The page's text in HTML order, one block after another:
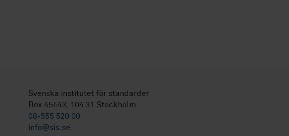
Svenska institutet för standarder
Box 45443, 104 31 Stockholm
08-555 520 00
info@sis.se